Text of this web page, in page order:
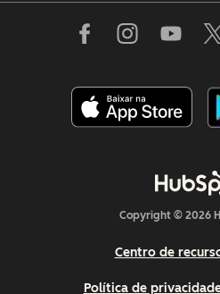
Copyright © 2026
Centro de
Política de